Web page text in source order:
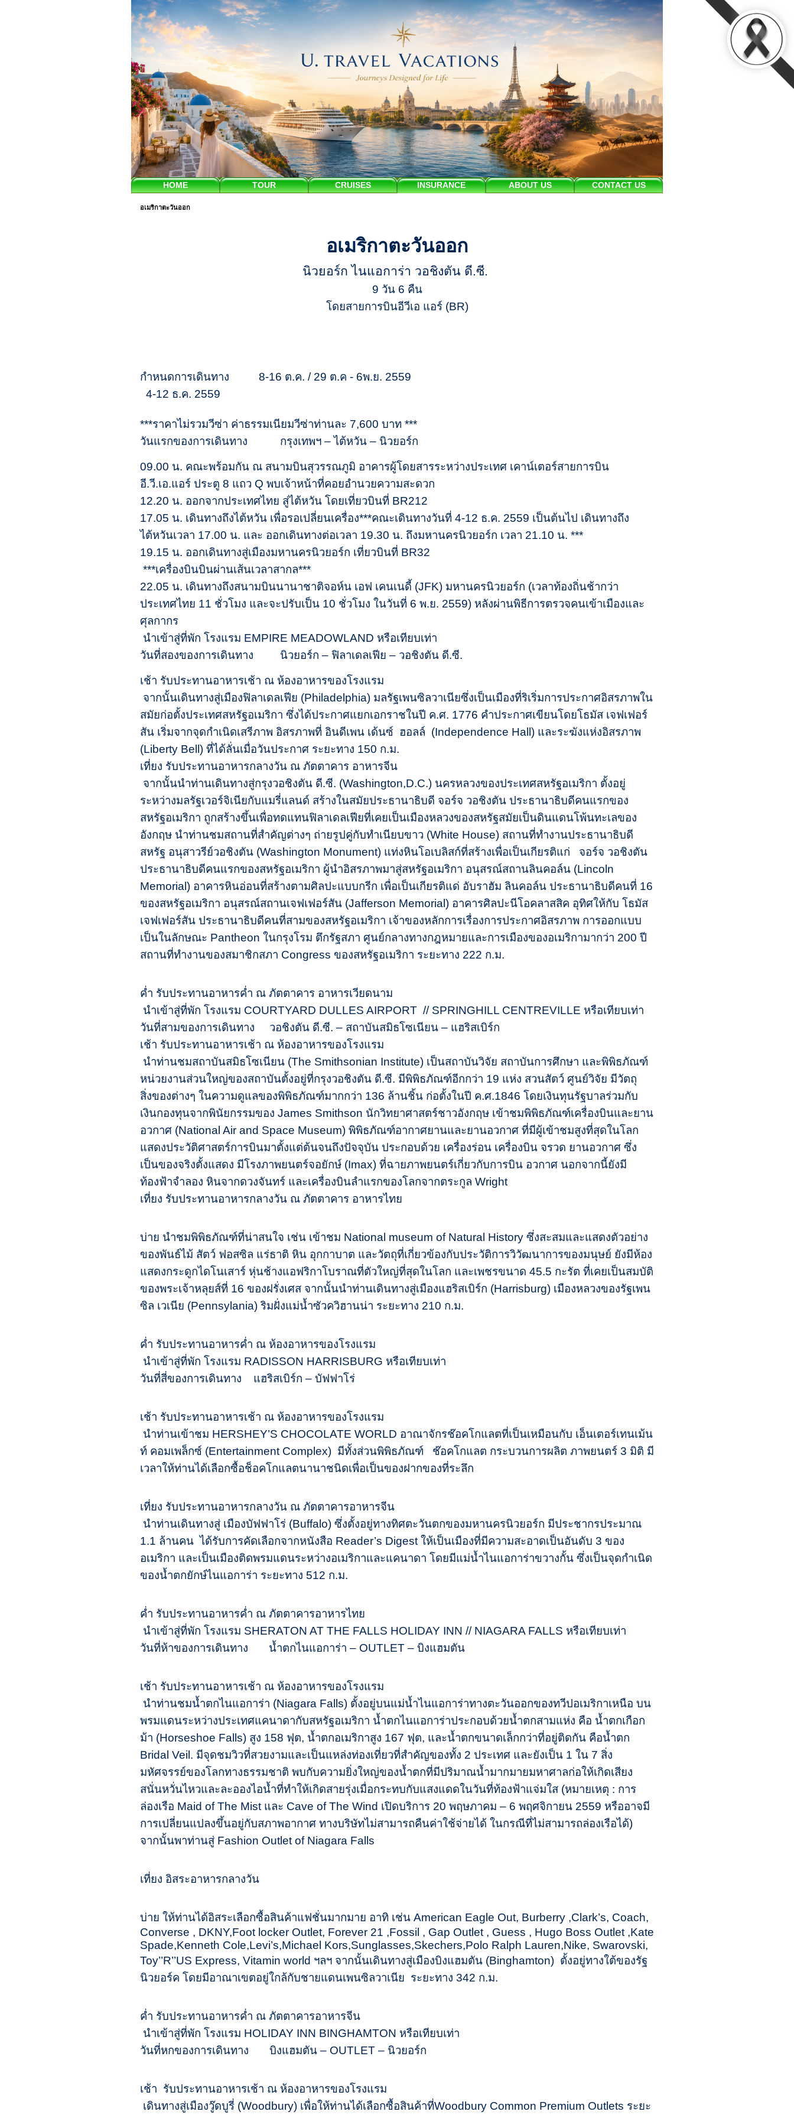
HOME TOUR CRUISES INSURANCE ABOUT US CONTACT US
อเมริกาตะวันออก
อเมริกาตะวันออก
นิวยอร์ก ไนแอการ่า วอชิงตัน ดี.ซี.
9 วัน 6 คืน
โดยสายการบินอีวีเอ แอร์ (BR)
กำหนดการเดินทาง 8-16 ต.ค. / 29 ต.ค - 6พ.ย. 2559
4-12 ธ.ค. 2559
***ราคาไม่รวมวีซ่า ค่าธรรมเนียมวีซ่าท่านละ 7,600 บาท ***
วันแรกของการเดินทาง กรุงเทพฯ – ไต้หวัน – นิวยอร์ก
09.00 น. คณะพร้อมกัน ณ สนามบินสุวรรณภูมิ อาคารผู้โดยสารระหว่างประเทศ เคาน์เตอร์สายการบิน
อี.วี.เอ.แอร์ ประตู 8 แถว Q พบเจ้าหน้าที่คอยอำนวยความสะดวก
12.20 น. ออกจากประเทศไทย สู่ไต้หวัน โดยเที่ยวบินที่ BR212
17.05 น. เดินทางถึงไต้หวัน เพื่อรอเปลี่ยนเครื่อง***คณะเดินทางวันที่ 4-12 ธ.ค. 2559 เป็นต้นไป เดินทางถึง
ไต้หวันเวลา 17.00 น. และ ออกเดินทางต่อเวลา 19.30 น. ถึงมหานครนิวยอร์ก เวลา 21.10 น. ***
19.15 น. ออกเดินทางสู่เมืองมหานครนิวยอร์ก เที่ยวบินที่ BR32
***เครื่องบินบินผ่านเส้นเวลาสากล***
22.05 น. เดินทางถึงสนามบินนานาชาติจอห์น เอฟ เคนเนดี้ (JFK) มหานครนิวยอร์ก (เวลาท้องถิ่นช้ากว่า
ประเทศไทย 11 ชั่วโมง และจะปรับเป็น 10 ชั่วโมง ในวันที่ 6 พ.ย. 2559) หลังผ่านพิธีการตรวจคนเข้าเมืองและ
ศุลกากร
นำเข้าสู่ที่พัก โรงแรม EMPIRE MEADOWLAND หรือเทียบเท่า
วันที่สองของการเดินทาง นิวยอร์ก – ฟิลาเดลเฟีย – วอชิงตัน ดี.ซี.
เช้า รับประทานอาหารเช้า ณ ห้องอาหารของโรงแรม
จากนั้นเดินทางสู่เมืองฟิลาเดลเฟีย (Philadelphia) มลรัฐเพนซิลวาเนียซึ่งเป็นเมืองที่ริเริ่มการประกาศอิสรภาพใน
สมัยก่อตั้งประเทศสหรัฐอเมริกา ซึ่งได้ประกาศแยกเอกราชในปี ค.ศ. 1776 คำประกาศเขียนโดยโธมัส เจฟเฟอร์
สัน เริ่มจากจุดกำเนิดเสรีภาพ อิสรภาพที่ อินดีเพน เด้นซ์ ฮอลล์ (Independence Hall) และระฆังแห่งอิสรภาพ
(Liberty Bell) ที่ได้ลั่นเมื่อวันประกาศ ระยะทาง 150 ก.ม.
เที่ยง รับประทานอาหารกลางวัน ณ ภัตตาคาร อาหารจีน
จากนั้นนำท่านเดินทางสู่กรุงวอชิงตัน ดี.ซี. (Washington,D.C.) นครหลวงของประเทศสหรัฐอเมริกา ตั้งอยู่
ระหว่างมลรัฐเวอร์จิเนียกับแมรี่แลนด์ สร้างในสมัยประธานาธิบดี จอร์จ วอชิงตัน ประธานาธิบดีคนแรกของ
สหรัฐอเมริกา ถูกสร้างขึ้นเพื่อทดแทนฟิลาเดลเฟียที่เคยเป็นเมืองหลวงของสหรัฐสมัยเป็นดินแดนโพ้นทะเลของ
อังกฤษ นำท่านชมสถานที่สำคัญต่างๆ ถ่ายรูปคู่กับทำเนียบขาว (White House) สถานที่ทำงานประธานาธิบดี
สหรัฐ อนุสาวรีย์วอชิงตัน (Washington Monument) แท่งหินโอเบลิสก์ที่สร้างเพื่อเป็นเกียรติแก่ จอร์จ วอชิงตัน
ประธานาธิบดีคนแรกของสหรัฐอเมริกา ผู้นำอิสรภาพมาสู่สหรัฐอเมริกา อนุสรณ์สถานลินคอล์น (Lincoln
Memorial) อาคารหินอ่อนที่สร้างตามศิลปะแบบกรีก เพื่อเป็นเกียรติแด่ อับราฮัม ลินคอล์น ประธานาธิบดีคนที่ 16
ของสหรัฐอเมริกา อนุสรณ์สถานเจฟเฟอร์สัน (Jafferson Memorial) อาคารศิลปะนีโอคลาสสิค อุทิศให้กับ โธมัส
เจฟเฟอร์สัน ประธานาธิบดีคนที่สามของสหรัฐอเมริกา เจ้าของหลักการเรื่องการประกาศอิสรภาพ การออกแบบ
เป็นในลักษณะ Pantheon ในกรุงโรม ตึกรัฐสภา ศูนย์กลางทางกฎหมายและการเมืองของอเมริกามากว่า 200 ปี
สถานที่ทำงานของสมาชิกสภา Congress ของสหรัฐอเมริกา ระยะทาง 222 ก.ม.
ค่ำ รับประทานอาหารค่ำ ณ ภัตตาคาร อาหารเวียดนาม
นำเข้าสู่ที่พัก โรงแรม COURTYARD DULLES AIRPORT // SPRINGHILL CENTREVILLE หรือเทียบเท่า
วันที่สามของการเดินทาง วอชิงตัน ดี.ซี. – สถาบันสมิธโซเนียน – แฮริสเบิร์ก
เช้า รับประทานอาหารเช้า ณ ห้องอาหารของโรงแรม
นำท่านชมสถาบันสมิธโซเนียน (The Smithsonian Institute) เป็นสถาบันวิจัย สถาบันการศึกษา และพิพิธภัณฑ์
หน่วยงานส่วนใหญ่ของสถาบันตั้งอยู่ที่กรุงวอชิงตัน ดี.ซี. มีพิพิธภัณฑ์อีกกว่า 19 แห่ง สวนสัตว์ ศูนย์วิจัย มีวัตถุ
สิ่งของต่างๆ ในความดูแลของพิพิธภัณฑ์มากกว่า 136 ล้านชิ้น ก่อตั้งในปี ค.ศ.1846 โดยเงินทุนรัฐบาลร่วมกับ
เงินกองทุนจากพินัยกรรมของ James Smithson นักวิทยาศาสตร์ชาวอังกฤษ เข้าชมพิพิธภัณฑ์เครื่องบินและยาน
อวกาศ (National Air and Space Museum) พิพิธภัณฑ์อากาศยานและยานอวกาศ ที่มีผู้เข้าชมสูงที่สุดในโลก
แสดงประวัติศาสตร์การบินมาตั้งแต่ต้นจนถึงปัจจุบัน ประกอบด้วย เครื่องร่อน เครื่องบิน จรวด ยานอวกาศ ซึ่ง
เป็นของจริงตั้งแสดง มีโรงภาพยนตร์จอยักษ์ (Imax) ที่ฉายภาพยนตร์เกี่ยวกับการบิน อวกาศ นอกจากนี้ยังมี
ท้องฟ้าจำลอง หินจากดวงจันทร์ และเครื่องบินลำแรกของโลกจากตระกูล Wright
เที่ยง รับประทานอาหารกลางวัน ณ ภัตตาคาร อาหารไทย
บ่าย นำชมพิพิธภัณฑ์ที่น่าสนใจ เช่น เข้าชม National museum of Natural History ซึ่งสะสมและแสดงตัวอย่าง
ของพันธ์ไม้ สัตว์ ฟอสซิล แร่ธาติ หิน อุกกาบาต และวัตถุที่เกี่ยวข้องกับประวัติการวิวัฒนาการของมนุษย์ ยังมีห้อง
แสดงกระดูกไดโนเสาร์ หุ่นช้างแอฟริกาโบราณที่ตัวใหญ่ที่สุดในโลก และเพชรขนาด 45.5 กะรัต ที่เคยเป็นสมบัติ
ของพระเจ้าหลุยส์ที่ 16 ของฝรั่งเศส จากนั้นนำท่านเดินทางสู่เมืองแฮริสเบิร์ก (Harrisburg) เมืองหลวงของรัฐเพน
ซิล เวเนีย (Pennsylania) ริมฝั่งแม่น้ำซัวควิฮานน่า ระยะทาง 210 ก.ม.
ค่ำ รับประทานอาหารค่ำ ณ ห้องอาหารของโรงแรม
นำเข้าสู่ที่พัก โรงแรม RADISSON HARRISBURG หรือเทียบเท่า
วันที่สี่ของการเดินทาง แฮริสเบิร์ก – บัฟฟาโร่
เช้า รับประทานอาหารเช้า ณ ห้องอาหารของโรงแรม
นำท่านเข้าชม HERSHEY’S CHOCOLATE WORLD อาณาจักรช๊อคโกแลตที่เป็นเหมือนกับ เอ็นเตอร์เทนเม้น
ท์ คอมเพล็กซ์ (Entertainment Complex) มีทั้งส่วนพิพิธภัณฑ์ ช๊อคโกแลต กระบวนการผลิต ภาพยนตร์ 3 มิติ มี
เวลาให้ท่านได้เลือกซื้อช็อคโกแลตนานาชนิดเพื่อเป็นของฝากของที่ระลึก
เที่ยง รับประทานอาหารกลางวัน ณ ภัตตาคารอาหารจีน
นำท่านเดินทางสู่ เมืองบัฟฟาโร่ (Buffalo) ซึ่งตั้งอยู่ทางทิศตะวันตกของมหานครนิวยอร์ก มีประชากรประมาณ
1.1 ล้านคน ได้รับการคัดเลือกจากหนังสือ Reader’s Digest ให้เป็นเมืองที่มีความสะอาดเป็นอันดับ 3 ของ
อเมริกา และเป็นเมืองติดพรมแดนระหว่างอเมริกาและแคนาดา โดยมีแม่น้ำไนแอการ่าขวางกั้น ซึ่งเป็นจุดกำเนิด
ของน้ำตกยักษ์ไนแอการ่า ระยะทาง 512 ก.ม.
ค่ำ รับประทานอาหารค่ำ ณ ภัตตาคารอาหารไทย
นำเข้าสู่ที่พัก โรงแรม SHERATON AT THE FALLS HOLIDAY INN // NIAGARA FALLS หรือเทียบเท่า
วันที่ห้าของการเดินทาง น้ำตกไนแอการ่า – OUTLET – บิงแฮมตัน
เช้า รับประทานอาหารเช้า ณ ห้องอาหารของโรงแรม
นำท่านชมน้ำตกไนแอการ่า (Niagara Falls) ตั้งอยู่บนแม่น้ำไนแอการ่าทางตะวันออกของทวีปอเมริกาเหนือ บน
พรมแดนระหว่างประเทศแคนาดากับสหรัฐอเมริกา น้ำตกไนแอการ่าประกอบด้วยน้ำตกสามแห่ง คือ น้ำตกเกือก
ม้า (Horseshoe Falls) สูง 158 ฟุต, น้ำตกอเมริกาสูง 167 ฟุต, และน้ำตกขนาดเล็กกว่าที่อยู่ติดกัน คือน้ำตก
Bridal Veil. มีจุดชมวิวที่สวยงามและเป็นแหล่งท่องเที่ยวที่สำคัญของทั้ง 2 ประเทศ และยังเป็น 1 ใน 7 สิ่ง
มหัศจรรย์ของโลกทางธรรมชาติ พบกับความยิ่งใหญ่ของน้ำตกที่มีปริมาณน้ำมากมายมหาศาลก่อให้เกิดเสียง
สนั่นหวั่นไหวและละอองไอน้ำที่ทำให้เกิดสายรุ่งเมื่อกระทบกับแสงแดดในวันที่ท้องฟ้าแจ่มใส (หมายเหตุ : การ
ล่องเรือ Maid of The Mist และ Cave of The Wind เปิดบริการ 20 พฤษภาคม – 6 พฤศจิกายน 2559 หรืออาจมี
การเปลี่ยนแปลงขึ้นอยู่กับสภาพอากาศ ทางบริษัทไม่สามารถคืนค่าใช้จ่ายได้ ในกรณีที่ไม่สามารถล่องเรือได้)
จากนั้นพาท่านสู่ Fashion Outlet of Niagara Falls
เที่ยง อิสระอาหารกลางวัน
บ่าย ให้ท่านได้อิสระเลือกซื้อสินค้าแฟชั่นมากมาย อาทิ เช่น American Eagle Out, Burberry ,Clark’s, Coach,
Converse , DKNY,Foot locker Outlet, Forever 21 ,Fossil , Gap Outlet , Guess , Hugo Boss Outlet ,Kate
Spade,Kenneth Cole,Levi’s,Michael Kors,Sunglasses,Skechers,Polo Ralph Lauren,Nike, Swarovski,
Toy’’R’’US Express, Vitamin world ฯลฯ จากนั้นเดินทางสู่เมืองบิงแฮมตัน (Binghamton) ตั้งอยู่ทางใต้ของรัฐ
นิวยอร์ค โดยมีอาณาเขตอยู่ใกล้กับชายแดนเพนซิลวาเนีย ระยะทาง 342 ก.ม.
ค่ำ รับประทานอาหารค่ำ ณ ภัตตาคารอาหารจีน
นำเข้าสู่ที่พัก โรงแรม HOLIDAY INN BINGHAMTON หรือเทียบเท่า
วันที่หกของการเดินทาง บิงแฮมตัน – OUTLET – นิวยอร์ก
เช้า รับประทานอาหารเช้า ณ ห้องอาหารของโรงแรม
เดินทางสู่เมืองวู๊ดบูรี่ (Woodbury) เพื่อให้ท่านได้เลือกซื้อสินค้าที่Woodbury Common Premium Outlets ระยะ